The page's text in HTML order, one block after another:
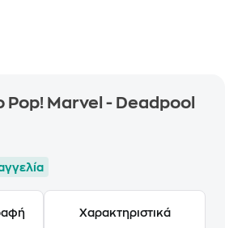
Pop! Marvel - Deadpool
Χαρακτηριστικά